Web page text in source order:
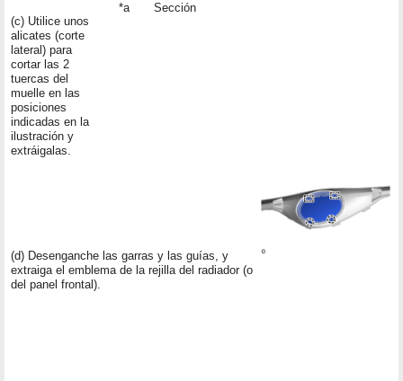
(c) Utilice unos
alicates (corte
lateral) para
cortar las 2
tuercas del
muelle en las
posiciones
indicadas en la
ilustración y
extráigalas.
*a Sección
(d) Desenganche las garras y las guías, y
extraiga el emblema de la rejilla del radiador (o
del panel frontal).